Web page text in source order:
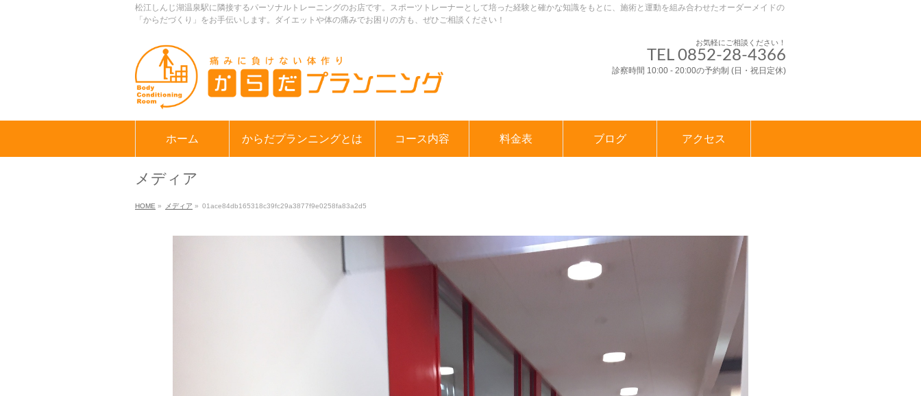
松江しんじ湖温泉駅に隣接するパーソナルトレーニングのお店です。スポーツトレーナーとして培った経験と確かな知識をもとに、施術と運動を組み合わせたオーダーメイドの
「からだづくり」をお手伝いします。ダイエットや体の痛みでお困りの方も、ぜひご相談ください！
お気軽にご相談ください！
TEL 0852-28-4366
診察時間 10:00 - 20:00の予約制 (日・祝日定休)
ホーム からだプランニングとは コース内容 料金表 ブログ アクセス
メディア
HOME » メディア » 01ace84db165318c39fc29a3877f9e0258fa83a2d5